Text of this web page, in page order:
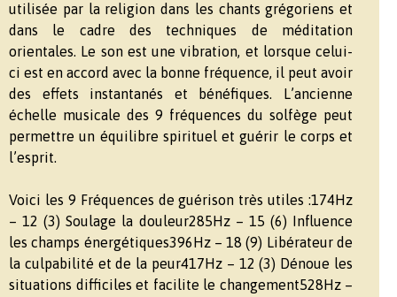
utilisée par la religion dans les chants grégoriens et
dans le cadre des techniques de méditation
orientales. Le son est une vibration, et lorsque celui-
ci est en accord avec la bonne fréquence, il peut avoir
des effets instantanés et bénéfiques. L’ancienne
échelle musicale des 9 fréquences du solfège peut
permettre un équilibre spirituel et guérir le corps et
l’esprit.
Voici les 9 Fréquences de guérison très utiles :174Hz
– 12 (3) Soulage la douleur285Hz – 15 (6) Influence
les champs énergétiques396Hz – 18 (9) Libérateur de
la culpabilité et de la peur417Hz – 12 (3) Dénoue les
situations difficiles et facilite le changement528Hz –